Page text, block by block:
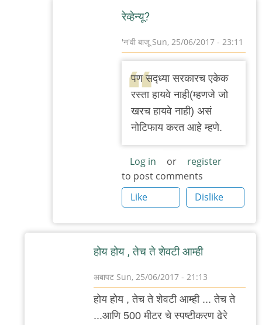
रेव्हेन्यू?
'न'वी बाजू Sun, 25/06/2017 - 23:11
In
reply
to
उपाय
आहे.
प
अनुप
ढेरे
प‌ण स‌द्ध्या स‌र‌कार‌च एकेक
र‌स्ता हाय‌वे नाही(म्ह‌णजे जो
ख‌र‌च हायवे नाही) अस‌ं
नोटिफाय क‌र‌त‌ आहे म्ह‌णे.
Log in or
register
to post comments
Like
Dislike
होय होय , तेच ते शेवटी आम्ही
अबापट Sun, 25/06/2017 - 21:13
In
reply
होय होय , तेच ते शेवटी आम्ही ... तेच ते
...आणि 500 मीटर चे स्पष्टीकरण ढेरे